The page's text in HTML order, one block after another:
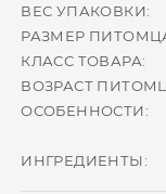
ВЕС УПАКОВКИ:
РАЗМЕР
КЛАСС ТОВАРА:
ВОЗРАСТ
ОСОБЕННОСТИ:
ИНГРЕДИЕНТЫ: